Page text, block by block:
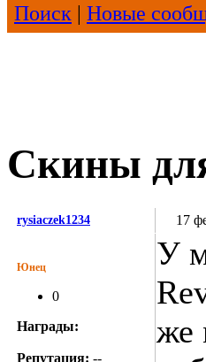
Поиск | Новые
Скины
rysiaczek1234 17
Юнец
0
Награды:
Репутация: --
У
же